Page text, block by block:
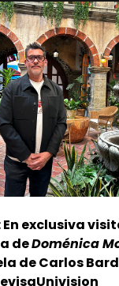
En exclusiva
deDoménica
de Carlos